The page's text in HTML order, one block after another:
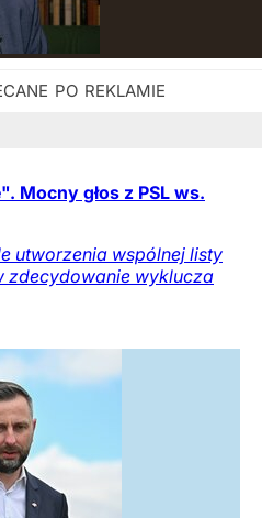
Mocny głos z PSL ws.
utworzenia wspólnej listy
zdecydowanie wyklucza